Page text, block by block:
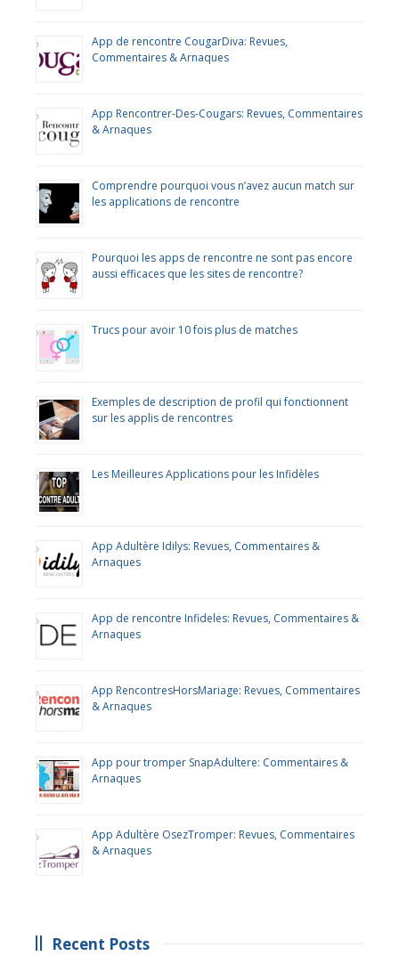
App de rencontre CougarDiva: Revues,
Commentaires & Arnaques
App Rencontrer-Des-Cougars: Revues, Commentaires
& Arnaques
Comprendre pourquoi vous n’avez aucun match sur
les applications de rencontre
Pourquoi les apps de rencontre ne sont pas encore
aussi efficaces que les sites de rencontre?
Trucs pour avoir 10 fois plus de matches
Exemples de description de profil qui fonctionnent
sur les applis de rencontres
Les Meilleures Applications pour les Infidèles
App Adultère Idilys: Revues, Commentaires &
Arnaques
App de rencontre Infideles: Revues, Commentaires &
Arnaques
App RencontresHorsMariage: Revues, Commentaires
& Arnaques
App pour tromper SnapAdultere: Commentaires &
Arnaques
App Adultère OsezTromper: Revues, Commentaires
& Arnaques
Recent Posts